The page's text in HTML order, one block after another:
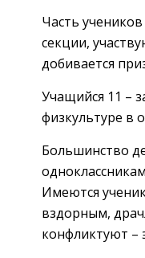
Часть
секции,
добивается
Учащийся 11 –
физкультуре в
Большинство
Имеются
вздорным,
конфликтуют –